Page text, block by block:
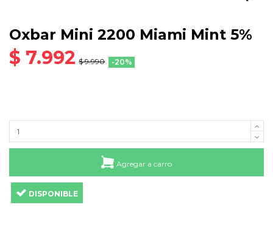
Oxbar Mini 2200 Miami Mint 5%
$ 7.992 $ 9.990 -20%
Agregar a carro
DISPONIBLE